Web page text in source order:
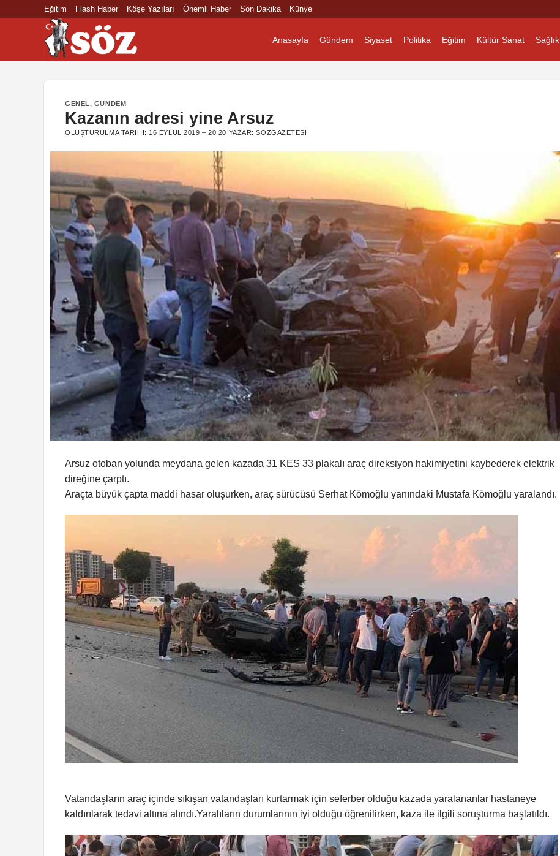
Eğitim Flash Haber Köşe Yazıları Önemli Haber Son Dakika Künye
Anasayfa Gündem Siyaset Politika Eğitim Kültür Sanat Sağlık
GENEL, GÜNDEM
Kazanın adresi yine Arsuz
OLUŞTURULMA TARIHI: 16 EYLÜL 2019 – 20:20 YAZAR:SOZGAZETESI
Arsuz otoban yolunda meydana gelen kazada 31 KES 33 plakalı araç direksiyon hakimiyetini kaybederek elektrik
direğine çarptı.
Araçta büyük çapta maddi hasar oluşurken, araç sürücüsü Serhat Kömoğlu yanındaki Mustafa Kömoğlu yaralandı.
Vatandaşların araç içinde sıkışan vatandaşları kurtarmak için seferber olduğu kazada yaralananlar hastaneye
kaldırılarak tedavi altına alındı.Yaralıların durumlarının iyi olduğu öğrenilirken, kaza ile ilgili soruşturma başlatıldı.